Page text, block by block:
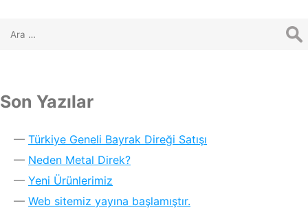
Son Yazılar
Türkiye Geneli Bayrak Direği Satışı
Neden Metal Direk?
Yeni Ürünlerimiz
Web sitemiz yayına başlamıştır.